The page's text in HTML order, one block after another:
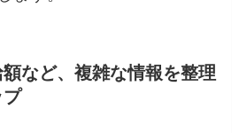
など、複雑な情報を整理
プ